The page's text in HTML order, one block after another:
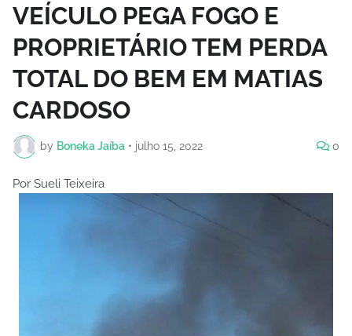
VEÍCULO PEGA FOGO E
PROPRIETÁRIO TEM PERDA
TOTAL DO BEM EM MATIAS
CARDOSO
by Boneka Jaíba • julho 15, 2022 0
Por Sueli Teixeira